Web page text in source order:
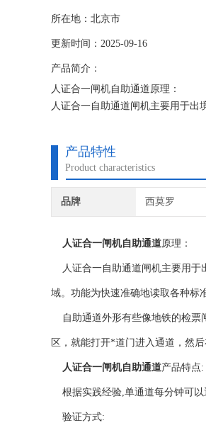
所在地：北京市
更新时间：2025-09-16
产品简介：
人证合一闸机自助通道原理：
人证合一自助通道闸机主要用于出
产品特性
Product characteristics
品牌 西莫罗
人证合一闸机自助通道原理：
人证合一自助通道闸机主要用于
域。功能为快速准确地读取各种标
自助通道外形有些像地铁的检票
区，就能打开*道门进入通道，然
人证合一闸机自助通道产品特点:
根据实践经验,单通道每分钟可以
验证方式: